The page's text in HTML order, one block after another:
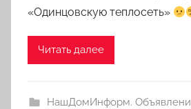
«Одинцовскую теплосеть»
Читать далее
НашДомИнформ.